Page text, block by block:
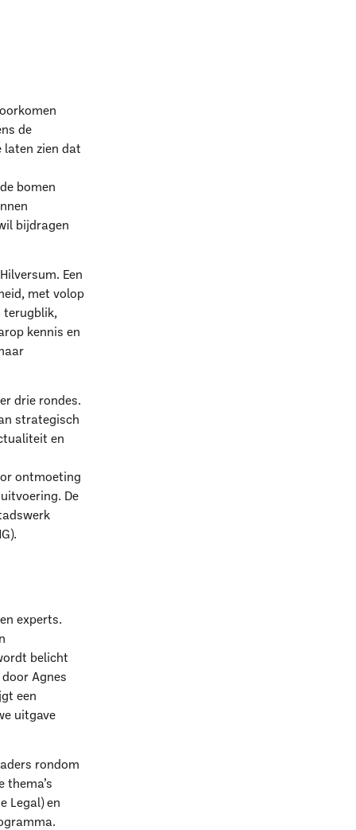
de
laten zien dat
bomen
bijdragen
Een
met volop
terugblik,
kennis en
drie rondes.
strategisch
en
ontmoeting
De
experts.
belicht
Agnes
een
uitgave
rondom
thema’s
Legal) en